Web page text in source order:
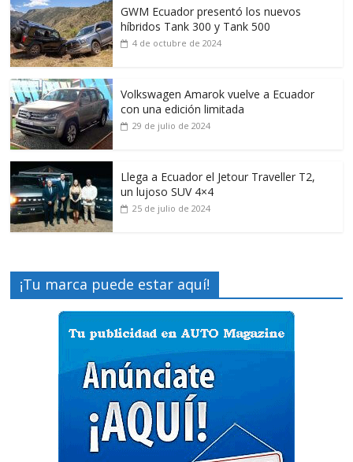
GWM Ecuador presentó los nuevos
híbridos Tank 300 y Tank 500
4 de octubre de 2024
Volkswagen Amarok vuelve a Ecuador
con una edición limitada
29 de julio de 2024
Llega a Ecuador el Jetour Traveller T2,
un lujoso SUV 4×4
25 de julio de 2024
¡Tu marca puede estar aquí!